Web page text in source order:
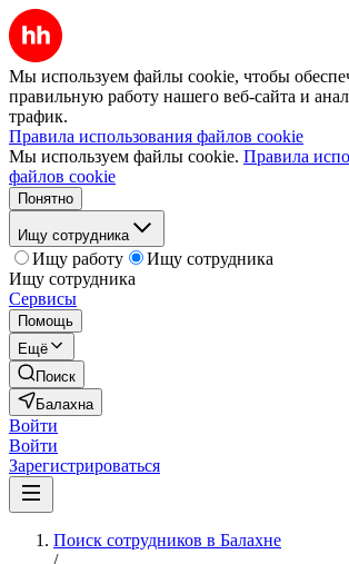
Мы используем файлы cookie, чтобы
правильную работу нашего веб-сайта и
трафик.
Правила использования файлов cookie
Мы используем файлы cookie. Правила
файлов cookie
Понятно
Ищу сотрудника
Ищу работу
Ищу сотрудника
Ищу сотрудника
Сервисы
Помощь
Ещё
Поиск
Балахна
Войти
Войти
Зарегистрироваться
Поиск сотрудников в Балахне
/